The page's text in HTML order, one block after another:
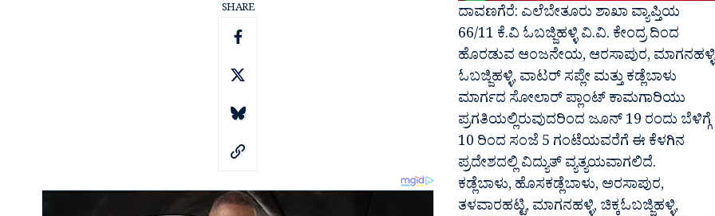
SHARE
ದಾವಣಗೆರೆ: ಎಲೆಬೇತೂರು ಶಾಖಾ ವ್ಯಾಪ್ತಿಯ
66/11 ಕೆ.ವಿ ಓಬಜ್ಜಿಹಳ್ಳಿ ವಿ.ವಿ. ಕೇಂದ್ರ ದಿಂದ
ಹೊರಡುವ ಆಂಜನೇಯ, ಆರಸಾಪುರ,
ಓಬಜ್ಜಿಹಳ್ಳಿ, ವಾಟರ್ ಸಪ್ಲೇ ಮತ್ತು ಕಡ್ಲೆಬಾಳು
ಮಾರ್ಗದ ಸೋಲಾರ್ ಪ್ಲಾಂಟ್ ಕಾಮಗಾರಿಯು
ಪ್ರಗತಿಯಲ್ಲಿರುವುದರಿಂದ ಜೂನ್ 19 ರಂದು ಬೆಳಿಗ್ಗೆ
10 ರಿಂದ ಸಂಜೆ 5 ಗಂಟೆಯವರೆಗೆ ಈ ಕೆಳಗಿನ
ಪ್ರದೇಶದಲ್ಲಿ ವಿದ್ಯುತ್ ವ್ಯತ್ಯಯವಾಗಲಿದೆ.
ಕಡ್ಲೆಬಾಳು, ಹೊಸಕಡ್ಲೆಬಾಳು, ಅರಸಾಪುರ,
ತಳವಾರಹಟ್ಟಿ, ಮಾಗನಹಳ್ಳಿ, ಚಿಕ್ಕಓಬಜ್ಜಿಹಳ್ಳಿ,